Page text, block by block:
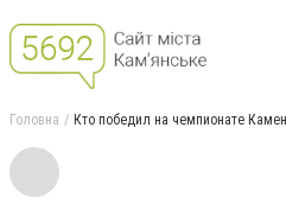
Головна Кто победил на чемпионате